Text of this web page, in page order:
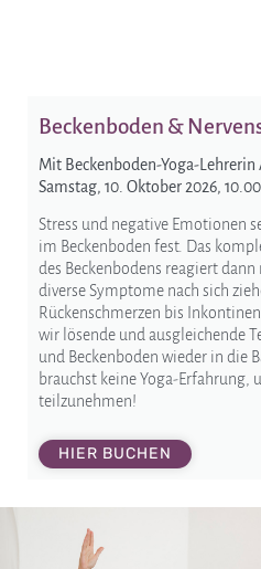
Beckenboden &
Mit Beckenboden-Yoga-Lehrerin
Samstag, 10. Oktober 2026,
Stress und negative Emotionen
im Beckenboden fest. Das
des Beckenbodens reagiert
diverse Symptome nach sich
Rückenschmerzen bis
wir lösende und ausgleichende
und Beckenboden wieder in die
brauchst keine Yoga-Erfahrung,
teilzunehmen!
HIER BUCHEN